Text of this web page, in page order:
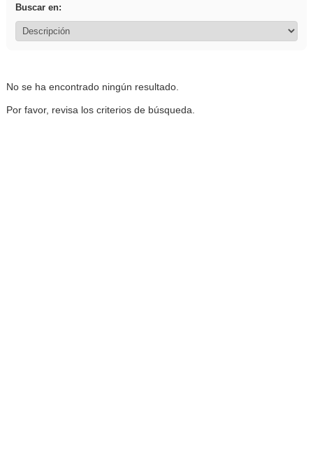
Buscar en:
No se ha encontrado ningún resultado.
Por favor, revisa los criterios de búsqueda.